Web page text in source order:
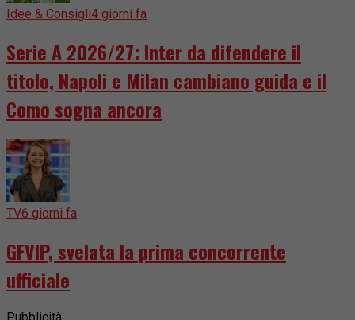
Idee & Consigli4 giorni fa
Serie A 2026/27: Inter da difendere il
titolo, Napoli e Milan cambiano guida e il
Como sogna ancora
TV6 giorni fa
GFVIP, svelata la prima concorrente
ufficiale
Pubblicità